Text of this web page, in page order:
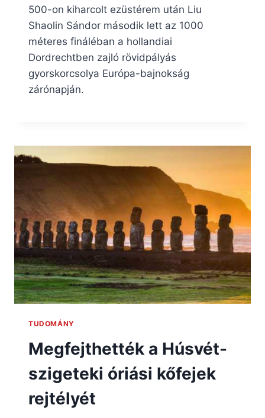
500-on kiharcolt ezüstérem után Liu
Shaolin Sándor második lett az 1000
méteres fináléban a hollandiai
Dordrechtben zajló rövidpályás
gyorskorcsolya Európa-bajnokság
zárónapján.
TUDOMÁNY
Megfejthették a Húsvét-
szigeteki óriási kőfejek
rejtélyét